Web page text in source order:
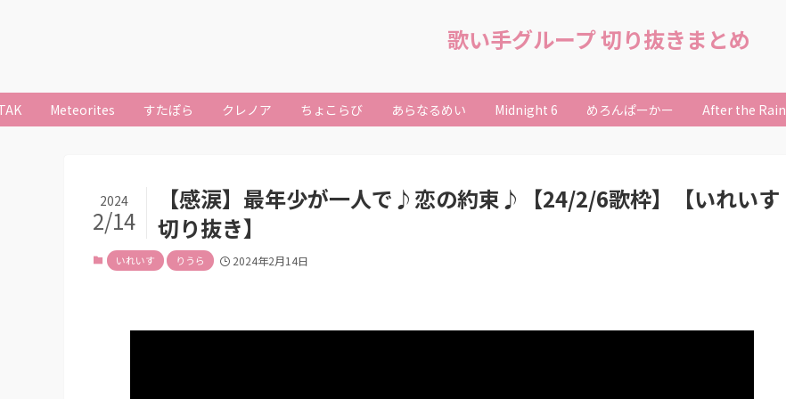
歌い手グループ 切り抜きまとめ
Meteorites すたぽら クレノア ちょこらび あらなるめい Midnight 6 めろんぱーかー After the Rain
【感涙】最年少が一人で♪恋の約束♪【24/2/6歌枠】【いれいす
切り抜き】
2024
2/14
いれいす りうら 2024年2月14日